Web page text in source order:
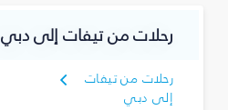
رحلات من تيفات إلى دبي
رحلات من تيفات
إلى دبي